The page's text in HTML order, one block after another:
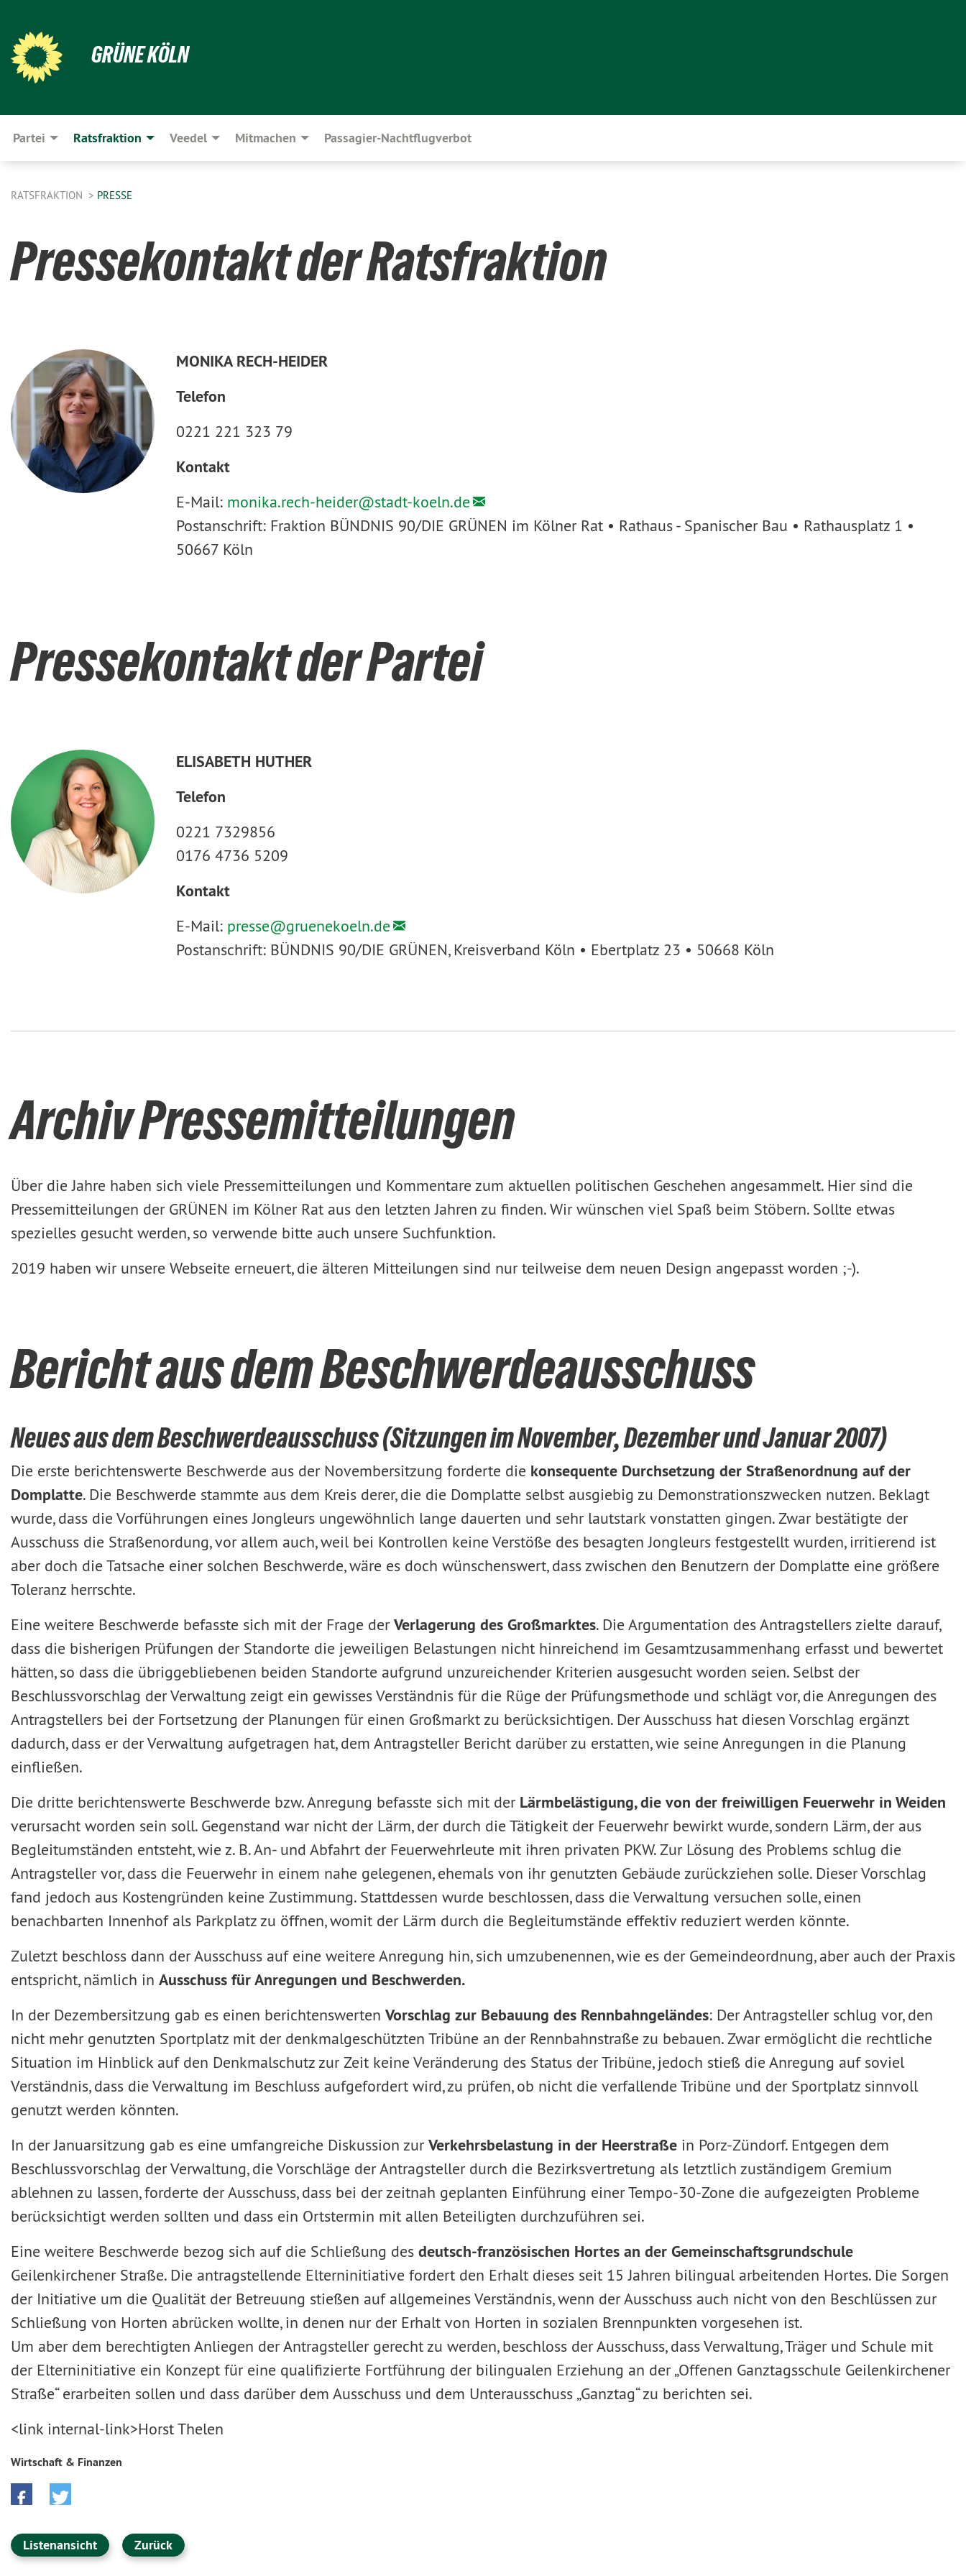
GRÜNE KÖLN
Partei Ratsfraktion Veedel Mitmachen Passagier-Nachtflugverbot
RATSFRAKTION PRESSE
Pressekontakt der Ratsfraktion
MONIKA RECH-HEIDER
Telefon
0221 221 323 79
Kontakt
E-Mail: monika.rech-heider@stadt-koeln.de
Postanschrift: Fraktion BÜNDNIS 90/DIE GRÜNEN im Kölner Rat • Rathaus - Spanischer Bau • Rathausplatz 1 •
50667 Köln
Pressekontakt der Partei
ELISABETH HUTHER
Telefon
0221 7329856
0176 4736 5209
Kontakt
E-Mail: presse@gruenekoeln.de
Postanschrift: BÜNDNIS 90/DIE GRÜNEN, Kreisverband Köln • Ebertplatz 23 • 50668 Köln
Archiv Pressemitteilungen
Über die Jahre haben sich viele Pressemitteilungen und Kommentare zum aktuellen politischen Geschehen angesammelt. Hier sind die
Pressemitteilungen der GRÜNEN im Kölner Rat aus den letzten Jahren zu finden. Wir wünschen viel Spaß beim Stöbern. Sollte etwas
spezielles gesucht werden, so verwende bitte auch unsere Suchfunktion.
2019 haben wir unsere Webseite erneuert, die älteren Mitteilungen sind nur teilweise dem neuen Design angepasst worden ;-).
Bericht aus dem Beschwerdeausschuss
Neues aus dem Beschwerdeausschuss (Sitzungen im November, Dezember und Januar 2007)
Die erste berichtenswerte Beschwerde aus der Novembersitzung forderte die konsequente Durchsetzung der Straßenordnung auf der
Domplatte. Die Beschwerde stammte aus dem Kreis derer, die die Domplatte selbst ausgiebig zu Demonstrationszwecken nutzen. Beklagt
wurde, dass die Vorführungen eines Jongleurs ungewöhnlich lange dauerten und sehr lautstark vonstatten gingen. Zwar bestätigte der
Ausschuss die Straßenordung, vor allem auch, weil bei Kontrollen keine Verstöße des besagten Jongleurs festgestellt wurden, irritierend ist
aber doch die Tatsache einer solchen Beschwerde, wäre es doch wünschenswert, dass zwischen den Benutzern der Domplatte eine größere
Toleranz herrschte.
Eine weitere Beschwerde befasste sich mit der Frage derVerlagerung des Großmarktes. Die Argumentation des Antragstellers zielte darauf,
dass die bisherigen Prüfungen der Standorte die jeweiligen Belastungen nicht hinreichend im Gesamtzusammenhang erfasst und bewertet
hätten, so dass die übriggebliebenen beiden Standorte aufgrund unzureichender Kriterien ausgesucht worden seien. Selbst der
Beschlussvorschlag der Verwaltung zeigt ein gewisses Verständnis für die Rüge der Prüfungsmethode und schlägt vor, die Anregungen des
Antragstellers bei der Fortsetzung der Planungen für einen Großmarkt zu berücksichtigen. Der Ausschuss hat diesen Vorschlag ergänzt
dadurch, dass er der Verwaltung aufgetragen hat, dem Antragsteller Bericht darüber zu erstatten, wie seine Anregungen in die Planung
einfließen.
Die dritte berichtenswerte Beschwerde bzw. Anregung befasste sich mit der Lärmbelästigung, die von der freiwilligen Feuerwehr in Weiden
verursacht worden sein soll. Gegenstand war nicht der Lärm, der durch die Tätigkeit der Feuerwehr bewirkt wurde, sondern Lärm, der aus
Begleitumständen entsteht, wie z. B. An- und Abfahrt der Feuerwehrleute mit ihren privaten PKW. Zur Lösung des Problems schlug die
Antragsteller vor, dass die Feuerwehr in einem nahe gelegenen, ehemals von ihr genutzten Gebäude zurückziehen solle. Dieser Vorschlag
fand jedoch aus Kostengründen keine Zustimmung. Stattdessen wurde beschlossen, dass die Verwaltung versuchen solle, einen
benachbarten Innenhof als Parkplatz zu öffnen, womit der Lärm durch die Begleitumstände effektiv reduziert werden könnte.
Zuletzt beschloss dann der Ausschuss auf eine weitere Anregung hin, sich umzubenennen, wie es der Gemeindeordnung, aber auch der Praxis
entspricht, nämlich in Ausschuss für Anregungen und Beschwerden.
In der Dezembersitzung gab es einen berichtenswerten Vorschlag zur Bebauung des Rennbahngeländes: Der Antragsteller schlug vor, den
nicht mehr genutzten Sportplatz mit der denkmalgeschützten Tribüne an der Rennbahnstraße zu bebauen. Zwar ermöglicht die rechtliche
Situation im Hinblick auf den Denkmalschutz zur Zeit keine Veränderung des Status der Tribüne, jedoch stieß die Anregung auf soviel
Verständnis, dass die Verwaltung im Beschluss aufgefordert wird, zu prüfen, ob nicht die verfallende Tribüne und der Sportplatz sinnvoll
genutzt werden könnten.
In der Januarsitzung gab es eine umfangreiche Diskussion zurVerkehrsbelastung in der Heerstraße in Porz-Zündorf. Entgegen dem
Beschlussvorschlag der Verwaltung, die Vorschläge der Antragsteller durch die Bezirksvertretung als letztlich zuständigem Gremium
ablehnen zu lassen, forderte der Ausschuss, dass bei der zeitnah geplanten Einführung einer Tempo-30-Zone die aufgezeigten Probleme
berücksichtigt werden sollten und dass ein Ortstermin mit allen Beteiligten durchzuführen sei.
Eine weitere Beschwerde bezog sich auf die Schließung des deutsch-französischen Hortes an der Gemeinschaftsgrundschule
Geilenkirchener Straße. Die antragstellende Elterninitiative fordert den Erhalt dieses seit 15 Jahren bilingual arbeitenden Hortes. Die Sorgen
der Initiative um die Qualität der Betreuung stießen auf allgemeines Verständnis, wenn der Ausschuss auch nicht von den Beschlüssen zur
Schließung von Horten abrücken wollte, in denen nur der Erhalt von Horten in sozialen Brennpunkten vorgesehen ist.
Um aber dem berechtigten Anliegen der Antragsteller gerecht zu werden, beschloss der Ausschuss, dass Verwaltung, Träger und Schule mit
der Elterninitiative ein Konzept für eine qualifizierte Fortführung der bilingualen Erziehung an der „Offenen Ganztagsschule Geilenkirchener
Straße“ erarbeiten sollen und dass darüber dem Ausschuss und dem Unterausschuss „Ganztag“ zu berichten sei.
<link internal-link>Horst Thelen
Wirtschaft & Finanzen
Listenansicht Zurück